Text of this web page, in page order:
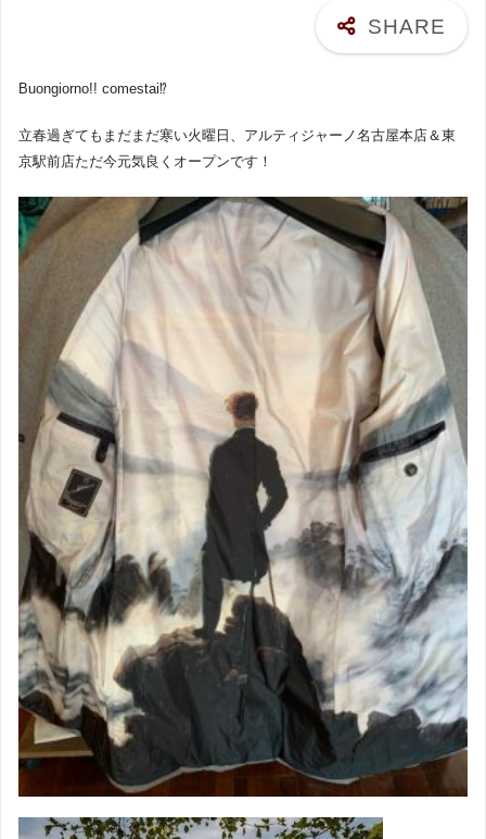
Buongiorno!! comestai⁉︎
立春過ぎてもまだまだ寒い火曜日、アルティジャーノ名古屋本店＆東
京駅前店ただ今元気良くオープンです！